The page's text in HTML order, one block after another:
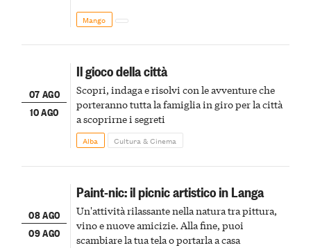
Mango
07 AGO
10 AGO
Il gioco della città
Scopri, indaga e risolvi con le avventure che
porteranno tutta la famiglia in giro per la città
a scoprirne i segreti
Alba Cultura & Cinema
08 AGO
09 AGO
Paint-nic: il picnic artistico in Langa
Un'attività rilassante nella natura tra pittura,
vino e nuove amicizie. Alla fine, puoi
scambiare la tua tela o portarla a casa